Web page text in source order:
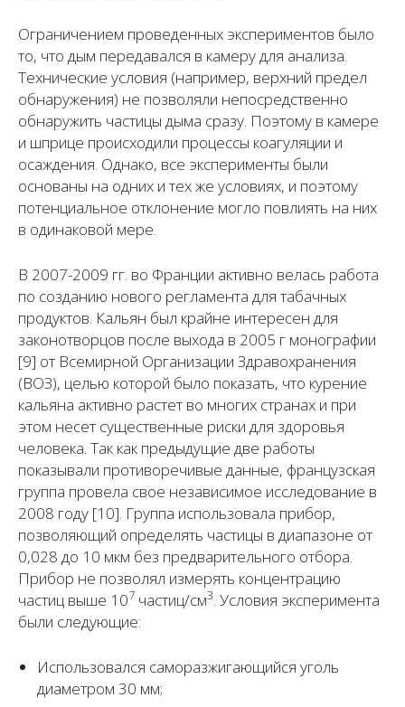
Ограничением проведенных экспериментов было
то, что дым передавался в камеру для анализа.
Технические условия (например, верхний предел
обнаружения) не позволяли непосредственно
обнаружить частицы дыма сразу. Поэтому в камере
и шприце происходили процессы коагуляции и
осаждения. Однако, все эксперименты были
основаны на одних и тех же условиях, и поэтому
потенциальное отклонение могло повлиять на них
в одинаковой мере.
В 2007-2009 гг. во Франции активно велась работа
по созданию нового регламента для табачных
продуктов. Кальян был крайне интересен для
законотворцов после выхода в 2005 г монографии
[9] от Всемирной Организации Здравохранения
(ВОЗ), целью которой было показать, что курение
кальяна активно растет во многих странах и при
этом несет существенные риски для здоровья
человека. Так как предыдущие две работы
показывали противоречивые данные, французская
группа провела свое независимое исследование в
2008 году [10]. Группа использовала прибор,
позволяющий определять частицы в диапазоне от
0,028 до 10 мкм без предварительного отбора.
Прибор не позволял измерять концентрацию
частиц выше 107 частиц/см3. Условия эксперимента
были следующие:
Использовался саморазжигающийся уголь
диаметром 30 мм;